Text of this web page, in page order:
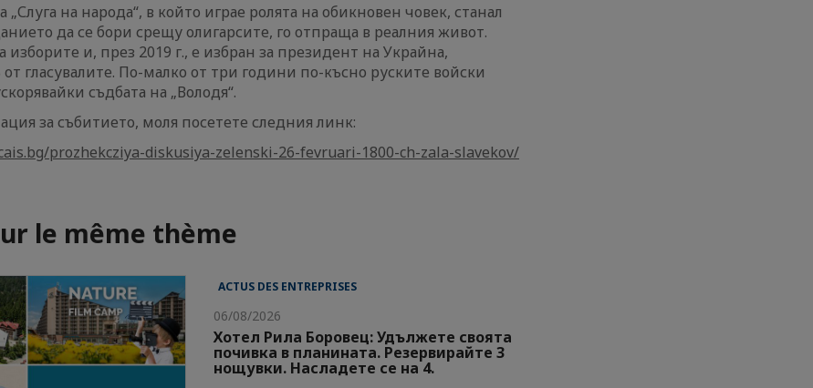
„Слуга на народа“, в който играе ролята на обикновен човек, станал
да се бори срещу олигарсите, го отпраща в реалния живот.
изборите и, през 2019 г., е избран за президент на Украйна,
гласувалите. По-малко от три години по-късно руските войски
съдбата на „Володя“.
за събитието, моля посетете следния линк:
prozhekcziya-diskusiya-zelenski-26-fevruari-1800-ch-zala-slavekov/
le même thème
ACTUS DES ENTREPRISES
06/08/2026
Хотел Рила Боровец: Удължете своята
почивка в планината. Резервирайте 3
нощувки. Насладете се на 4.